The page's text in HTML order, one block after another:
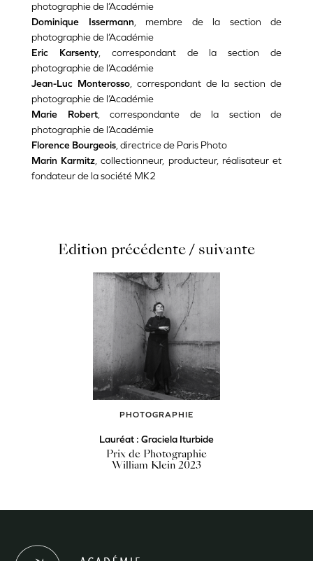
photographie de l’Académie
Dominique Issermann, membre de la section de
photographie de l’Académie
Eric Karsenty, correspondant de la section de
photographie de l’Académie
Jean-Luc Monterosso, correspondant de la section de
photographie de l’Académie
Marie Robert, correspondante de la section de
photographie de l’Académie
Florence Bourgeois, directrice de Paris Photo
Marin Karmitz, collectionneur, producteur, réalisateur et
fondateur de la société MK2
Edition précédente / suivante
PHOTOGRAPHIE
Lauréat : Graciela Iturbide
Prix de Photographie
William Klein 2023